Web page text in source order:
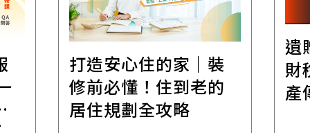
打造安心住的家｜裝
修前必懂！住到老的
居住規劃全攻略
遺
財
產